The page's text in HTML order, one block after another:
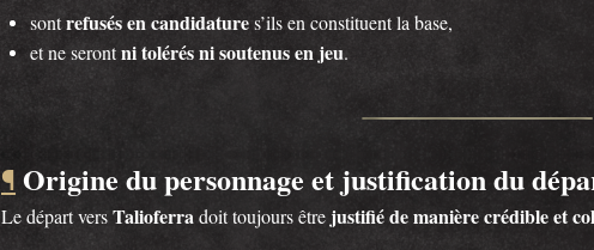
sontrefusés en candidatures’ils en constituent la base,
et ne serontni tolérés ni soutenus en jeu.
¶ Origine du personnage et justification du
Le départ versTalioferradoit toujours être justifié de manière crédible et